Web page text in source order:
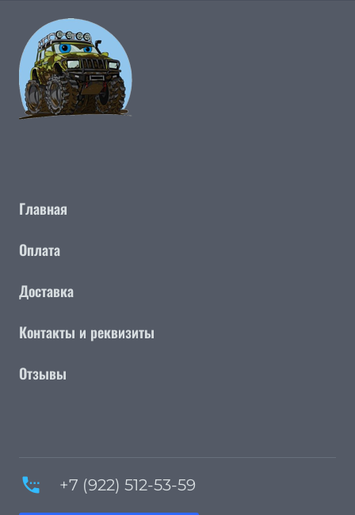
Главная
Оплата
Доставка
Контакты и реквизиты
Отзывы
settings_phone +7 (922) 512-53-59